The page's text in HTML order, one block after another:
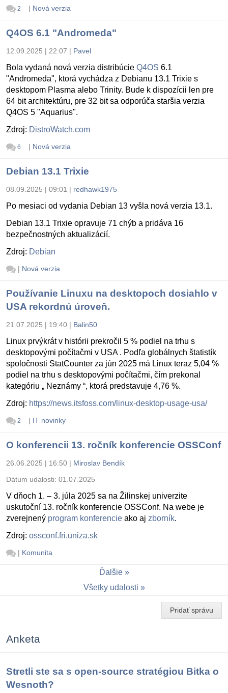
2 | Nová verzia
Q4OS 6.1 "Andromeda"
12.09.2025 | 22:07 | Pavel
Bola vydaná nová verzia distribúcie Q4OS 6.1
"Andromeda", ktorá vychádza z Debianu 13.1 Trixie s
desktopom Plasma alebo Trinity. Bude k dispozícii len pre
64 bit architektúru, pre 32 bit sa odporúča staršia verzia
Q4OS 5 "Aquarius".
Zdroj: DistroWatch.com
6 | Nová verzia
Debian 13.1 Trixie
08.09.2025 | 09:01 | redhawk1975
Po mesiaci od vydania Debian 13 vyšla nová verzia 13.1.
Debian 13.1 Trixie opravuje 71 chýb a pridáva 16
bezpečnostných aktualizácií.
Zdroj: Debian
| Nová verzia
Používanie Linuxu na desktopoch dosiahlo v
USA rekordnú úroveň.
21.07.2025 | 19:40 | Balin50
Linux prvýkrát v histórii prekročil 5 % podiel na trhu s
desktopovými počítačmi v USA . Podľa globálnych štatistík
spoločnosti StatCounter za jún 2025 má Linux teraz 5,04 %
podiel na trhu s desktopovými počítačmi, čím prekonal
kategóriu „ Neznámy “, ktorá predstavuje 4,76 %.
Zdroj: https://news.itsfoss.com/linux-desktop-usage-usa/
2 | IT novinky
O konferencii 13. ročník konferencie OSSConf
26.06.2025 | 16:50 | Miroslav Bendík
Dátum udalosti: 01.07.2025
V dňoch 1. – 3. júla 2025 sa na Žilinskej univerzite
uskutoční 13. ročník konferencie OSSConf. Na webe je
zverejnený program konferencie ako aj zborník.
Zdroj: ossconf.fri.uniza.sk
| Komunita
Ďalšie
Všetky udalosti
Pridať správu
Anketa
Stretli ste sa s open-source stratégiou Bitka o
Wesnoth?